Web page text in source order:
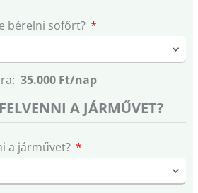
bérelni sofőrt?
35.000 Ft/nap
A JÁRMŰVET?
a járművet?